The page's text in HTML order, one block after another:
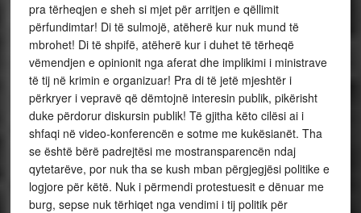
pra tërheqjen e sheh si mjet për arritjen e qëllimit
përfundimtar! Di të sulmojë, atëherë kur nuk mund të
mbrohet! Di të shpifë, atëherë kur i duhet të tërheqë
vëmendjen e opinionit nga aferat dhe implikimi i ministrave
të tij në krimin e organizuar! Pra di të jetë mjeshtër i
përkryer i vepravë që dëmtojnë interesin publik, pikërisht
duke përdorur diskursin publik! Të gjitha këto cilësi ai i
shfaqi në video-konferencën e sotme me kukësianët. Tha
se është bërë padrejtësi me mostransparencën ndaj
qytetarëve, por nuk tha se kush mban përgjegjësi politike e
logjore për këtë. Nuk i përmendi protestuesit e dënuar me
burg, sepse nuk tërhiqet nga vendimi i tij politik për